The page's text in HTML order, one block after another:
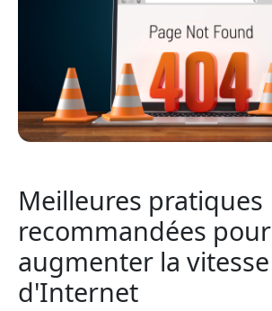
Meilleures pratiques
recommandées pour
augmenter la vitesse
d'Internet